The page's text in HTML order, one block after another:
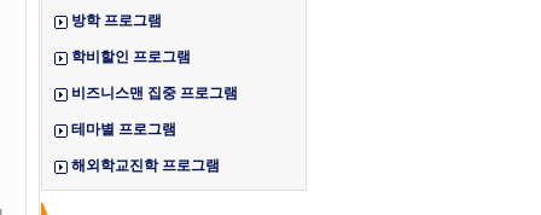
방학 프로그램
학비할인 프로그램
비즈니스맨 집중 프로그램
테마별 프로그램
해외학교진학 프로그램